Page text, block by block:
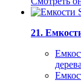
21.
дерева